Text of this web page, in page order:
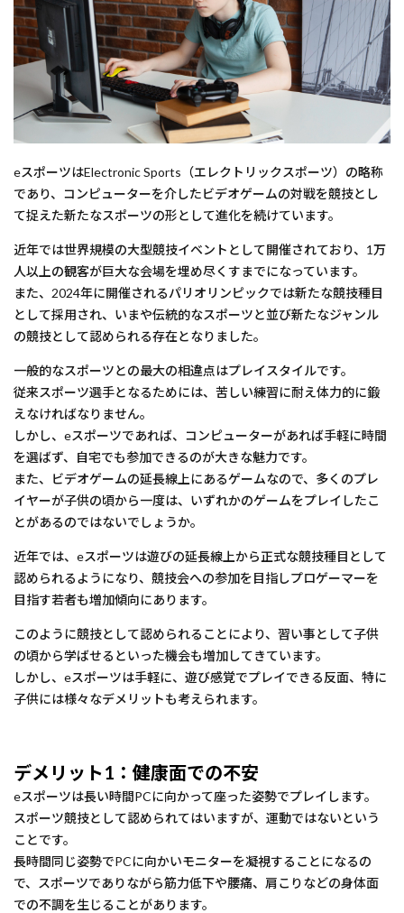
eスポーツはElectronic Sports（エレクトリックスポーツ）の略称
であり、コンピューターを介したビデオゲームの対戦を競技とし
て捉えた新たなスポーツの形として進化を続けています。
近年では世界規模の大型競技イベントとして開催されており、1万
人以上の観客が巨大な会場を埋め尽くすまでになっています。
また、2024年に開催されるパリオリンピックでは新たな競技種目
として採用され、いまや伝統的なスポーツと並び新たなジャンル
の競技として認められる存在となりました。
一般的なスポーツとの最大の相違点はプレイスタイルです。
従来スポーツ選手となるためには、苦しい練習に耐え体力的に鍛
えなければなりません。
しかし、eスポーツであれば、コンピューターがあれば手軽に時間
を選ばず、自宅でも参加できるのが大きな魅力です。
また、ビデオゲームの延長線上にあるゲームなので、多くのプレ
イヤーが子供の頃から一度は、いずれかのゲームをプレイしたこ
とがあるのではないでしょうか。
近年では、eスポーツは遊びの延長線上から正式な競技種目として
認められるようになり、競技会への参加を目指しプロゲーマーを
目指す若者も増加傾向にあります。
このように競技として認められることにより、習い事として子供
の頃から学ばせるといった機会も増加してきています。
しかし、eスポーツは手軽に、遊び感覚でプレイできる反面、特に
子供には様々なデメリットも考えられます。
デメリット1：健康面での不安
eスポーツは長い時間PCに向かって座った姿勢でプレイします。
スポーツ競技として認められてはいますが、運動ではないという
ことです。
長時間同じ姿勢でPCに向かいモニターを凝視することになるの
で、スポーツでありながら筋力低下や腰痛、肩こりなどの身体面
での不調を生じることがあります。